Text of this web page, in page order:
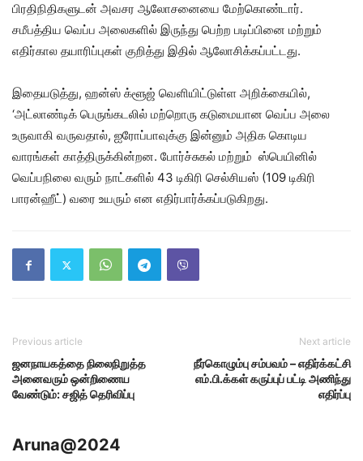
பிரதிநிதிகளுடன் அவசர ஆலோசனையை மேற்கொண்டார்.
சமீபத்திய வெப்ப அலைகளில் இருந்து பெற்ற படிப்பினை மற்றும்
எதிர்கால தயாரிப்புகள் குறித்து இதில் ஆலோசிக்கப்பட்டது.
இதையடுத்து, ஹன்ஸ் க்ளூஜ் வெளியிட்டுள்ள அறிக்கையில்,
‘அட்லாண்டிக் பெருங்கடலில் மற்றொரு கடுமையான வெப்ப அலை
உருவாகி வருவதால், ஐரோப்பாவுக்கு இன்னும் அதிக கொடிய
வாரங்கள் காத்திருக்கின்றன. போர்ச்சுகல் மற்றும் ஸ்பெயினில்
வெப்பநிலை வரும் நாட்களில் 43 டிகிரி செல்சியஸ் (109 டிகிரி
பாரன்ஹீட்) வரை உயரும் என எதிர்பார்க்கப்படுகிறது.
Previous article
ஜனநாயகத்தை நிலைநிறுத்த
அனைவரும் ஒன்றிணைய
வேண்டும்: சஜித் தெரிவிப்பு
Next article
நீர்கொழும்பு சம்பவம் – எதிர்க்கட்சி
எம்.பி.க்கள் கருப்புப் பட்டி அணிந்து
எதிர்ப்பு
Aruna@2024